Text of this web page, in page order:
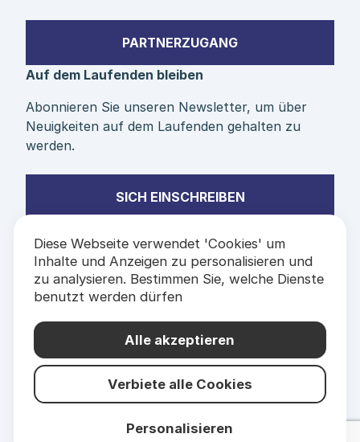
PARTNERZUGANG
Auf dem Laufenden bleiben
Abonnieren Sie unseren Newsletter, um über
Neuigkeiten auf dem Laufenden gehalten zu
werden.
SICH EINSCHREIBEN
ETIKETTEN
Diese Webseite verwendet 'Cookies' um
Inhalte und Anzeigen zu personalisieren und
zu analysieren. Bestimmen Sie, welche Dienste
benutzt werden dürfen
Alle akzeptieren
Verbiete alle Cookies
Personalisieren